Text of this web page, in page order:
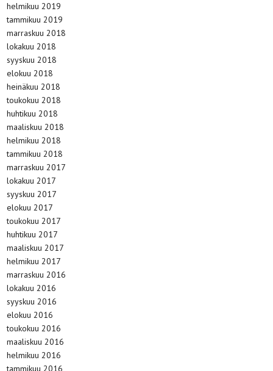
helmikuu 2019
tammikuu 2019
marraskuu 2018
lokakuu 2018
syyskuu 2018
elokuu 2018
heinäkuu 2018
toukokuu 2018
huhtikuu 2018
maaliskuu 2018
helmikuu 2018
tammikuu 2018
marraskuu 2017
lokakuu 2017
syyskuu 2017
elokuu 2017
toukokuu 2017
huhtikuu 2017
maaliskuu 2017
helmikuu 2017
marraskuu 2016
lokakuu 2016
syyskuu 2016
elokuu 2016
toukokuu 2016
maaliskuu 2016
helmikuu 2016
tammikuu 2016